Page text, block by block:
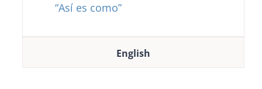
“Así es como”
English